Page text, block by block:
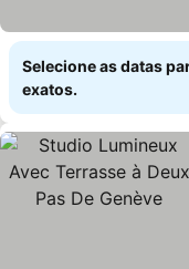
Selecione as datas
exatos.